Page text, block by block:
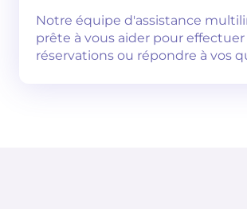
Notre équipe d'assistance
prête à vous aider pour effectuer
réservations ou répondre à vos